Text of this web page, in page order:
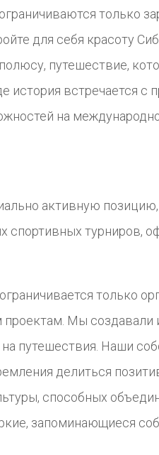
только
для себя красоту
путешествие,
история встречается
на
активную
спортивных турниров,
только
Мы создавали
путешествия. Наши
делиться
способных
запоминающиеся